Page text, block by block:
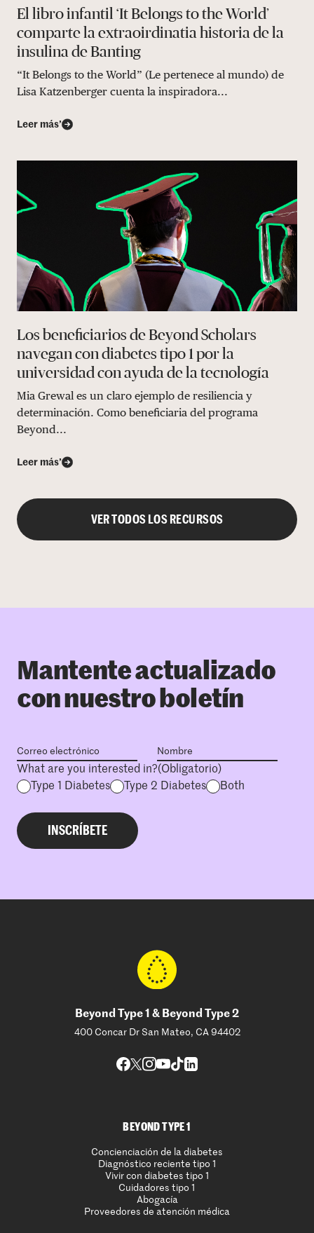
El libro infantil ‘It Belongs to the World’
comparte la extraoirdinatia historia de la
insulina de Banting
“It Belongs to the World” (Le pertenece al mundo) de
Lisa Katzenberger cuenta la inspiradora...
Leer más’
Los beneficiarios de Beyond Scholars
navegan con diabetes tipo 1 por la
universidad con ayuda de la tecnología
Mia Grewal es un claro ejemplo de resiliencia y
determinación. Como beneficiaria del programa
Beyond...
Leer más’
VER TODOS LOS RECURSOS
Mantente actualizado
con nuestro boletín
What are you interested in?(Obligatorio)
Type 1 Diabetes
Type 2 Diabetes Both
Beyond Type 1 & Beyond Type 2
400 Concar Dr San Mateo, CA 94402
BEYOND TYPE 1
Concienciación de la diabetes
Diagnóstico reciente tipo 1
Vivir con diabetes tipo 1
Cuidadores tipo 1
Abogacía
Proveedores de atención médica